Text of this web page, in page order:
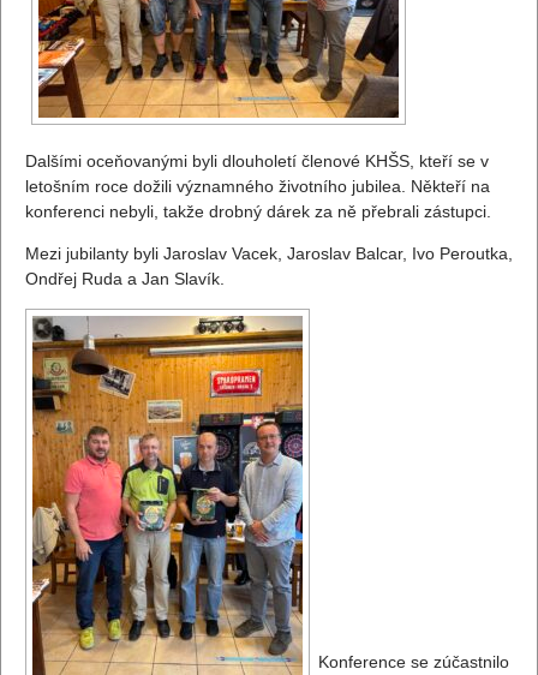
Dalšími oceňovanými byli dlouholetí členové KHŠS, kteří se v
letošním roce dožili významného životního jubilea. Někteří na
konferenci nebyli, takže drobný dárek za ně přebrali zástupci.
Mezi jubilanty byli Jaroslav Vacek, Jaroslav Balcar, Ivo Peroutka,
Ondřej Ruda a Jan Slavík.
Konference se zúčastnilo